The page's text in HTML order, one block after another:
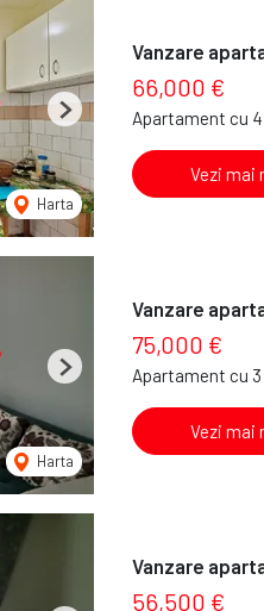
Harta
Next
Vanzare
66,000 €
Apartament cu
Vezi mai
Harta
Next
Vanzare
75,000 €
Apartament cu
Vezi mai
Vanzare
56,500 €